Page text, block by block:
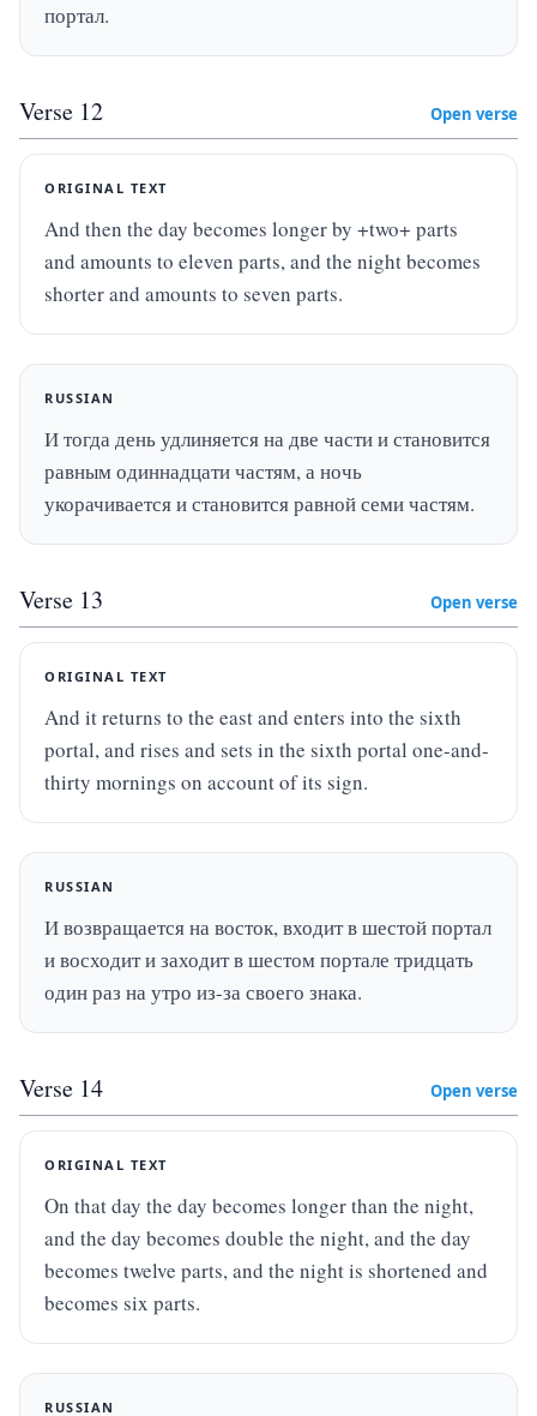
портал.
Verse 12 Open verse
ORIGINAL TEXT
And then the day becomes longer by +two+ parts
and amounts to eleven parts, and the night becomes
shorter and amounts to seven parts.
RUSSIAN
И тогда день удлиняется на две части и становится
равным одиннадцати частям, а ночь
укорачивается и становится равной семи частям.
Verse 13 Open verse
ORIGINAL TEXT
And it returns to the east and enters into the sixth
portal, and rises and sets in the sixth portal one-and-
thirty mornings on account of its sign.
RUSSIAN
И возвращается на восток, входит в шестой портал
и восходит и заходит в шестом портале тридцать
один раз на утро из-за своего знака.
Verse 14 Open verse
ORIGINAL TEXT
On that day the day becomes longer than the night,
and the day becomes double the night, and the day
becomes twelve parts, and the night is shortened and
becomes six parts.
RUSSIAN